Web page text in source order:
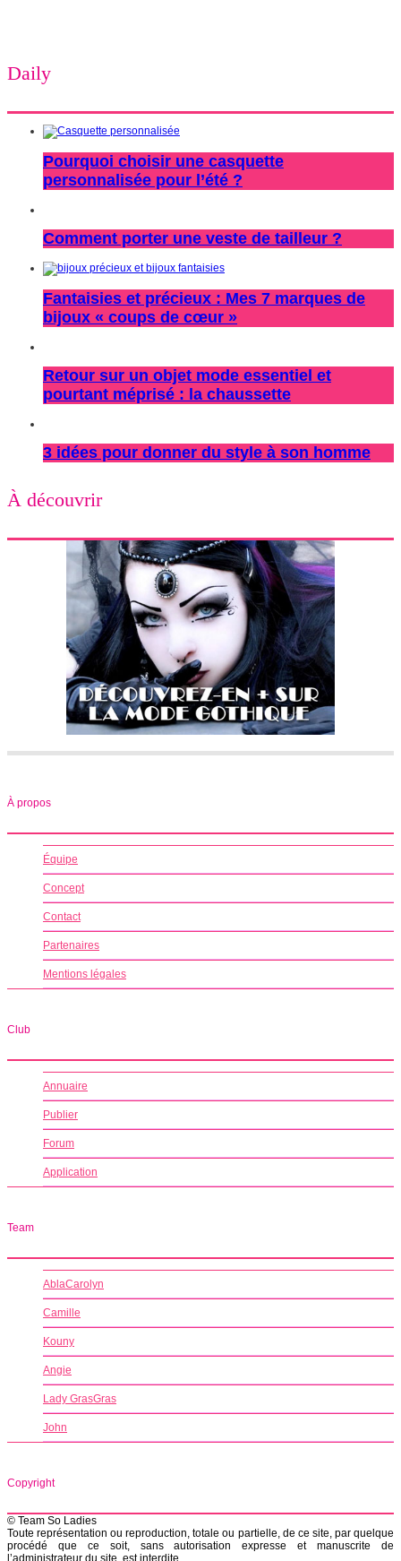
Daily
Pourquoi choisir une casquette
personnalisée pour l’été ?
Comment porter une veste de tailleur ?
Fantaisies et précieux : Mes 7 marques de
bijoux « coups de cœur »
Retour sur un objet mode essentiel et
pourtant méprisé : la chaussette
3 idées pour donner du style à son homme
À découvrir
À propos
Équipe
Concept
Contact
Partenaires
Mentions légales
Club
Annuaire
Publier
Forum
Application
Team
AblaCarolyn
Camille
Kouny
Angie
Lady GrasGras
John
Copyright
© Team So Ladies
Toute représentation ou reproduction, totale ou partielle, de ce site, par quelque
procédé que ce soit, sans autorisation expresse et manuscrite de
l’administrateur du site, est interdite.